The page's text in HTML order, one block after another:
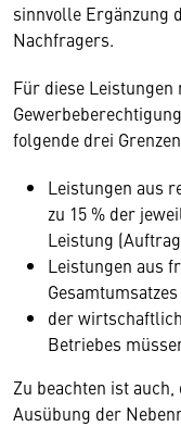
sinnvolle Ergänzung
Nachfragers.
Für diese Leistungen
folgende drei
Leistungen aus
zu 15 % der
Leistung
Leistungen aus
der
Betriebes
Zu beachten ist
Ausübung der